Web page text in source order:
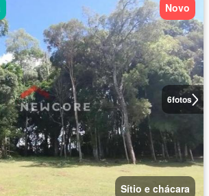
6fotos
Novo
Sítio e chácara